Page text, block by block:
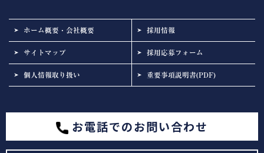
ホーム概要・会社概要 採用情報
サイトマップ 採用応募フォーム
個人情報取り扱い 重要事項説明書(PDF)
お電話でのお問い合わせ